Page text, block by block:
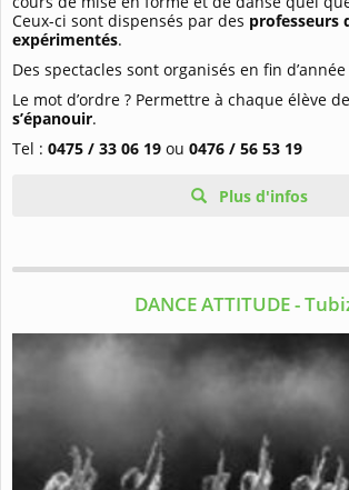
Ceux-ci sont dispensés par des professeurs
expérimentés.
Des spectacles sont organisés en fin
Le mot d’ordre ? Permettre à chaque élève de
s’épanouir.
Tel : 0475 / 33 06 19 ou 0476 / 56 53 19
Plus d'infos
DANCE ATTITUDE -